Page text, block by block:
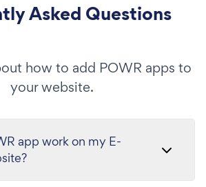
Asked Questions
how to add POWR apps to
your website.
app work on my E-